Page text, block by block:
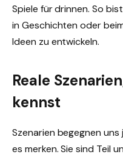
Spiele für drinnen. So
in Geschichten oder
Ideen zu entwickeln.
Reale
kennst
Szenarien begegnen
es merken. Sie sind Teil